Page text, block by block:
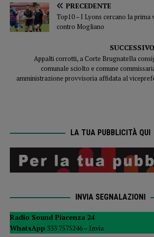
PRECEDENTE
Top10 – I Lyons cercano la prima
contro Mogliano
SUCCESSIVO
Appalti corrotti, a Corte Brugnatella
comunale sciolto e comune
amministrazione provvisoria affidata al
LA TUA PUBBLICITÀ QUI
INVIA SEGNALAZIONI
Radio Sound Piacenza 24
WhatsApp 333 7575246 – Invia